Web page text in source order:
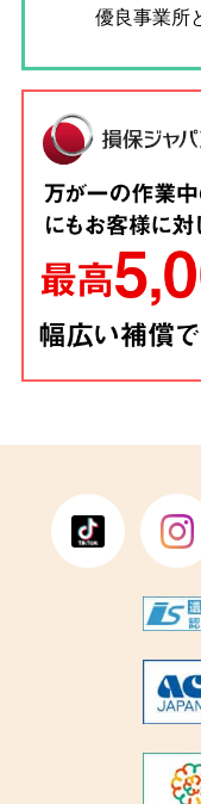
優良事業所